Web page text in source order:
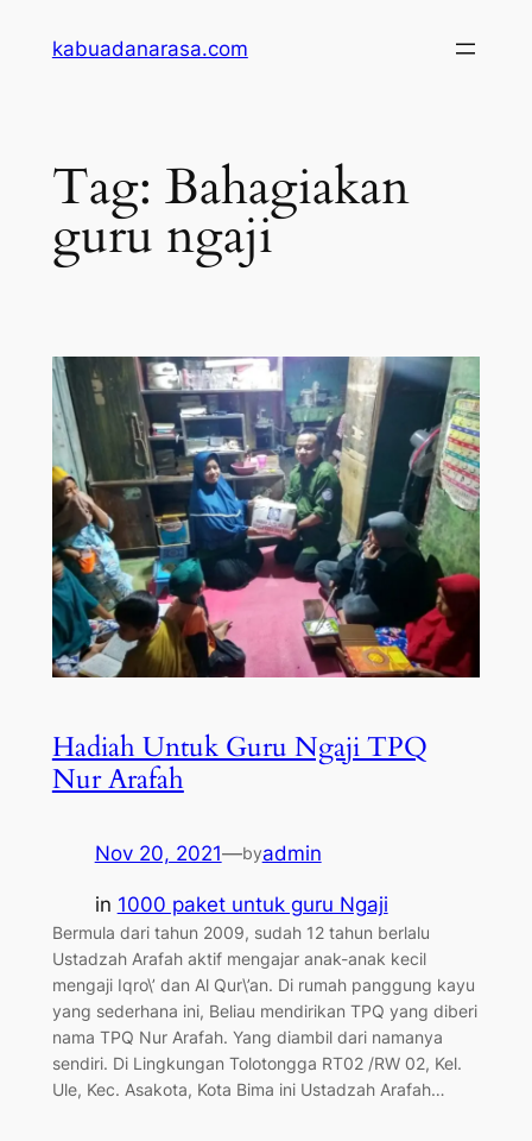
kabuadanarasa.com
Tag: Bahagiakan
guru ngaji
Hadiah Untuk Guru Ngaji TPQ
Nur Arafah
Nov 20, 2021—byadmin
in 1000 paket untuk guru Ngaji
Bermula dari tahun 2009, sudah 12 tahun berlalu
Ustadzah Arafah aktif mengajar anak-anak kecil
mengaji Iqro\’ dan Al Qur\’an. Di rumah panggung kayu
yang sederhana ini, Beliau mendirikan TPQ yang diberi
nama TPQ Nur Arafah. Yang diambil dari namanya
sendiri. Di Lingkungan Tolotongga RT02 /RW 02, Kel.
Ule, Kec. Asakota, Kota Bima ini Ustadzah Arafah…